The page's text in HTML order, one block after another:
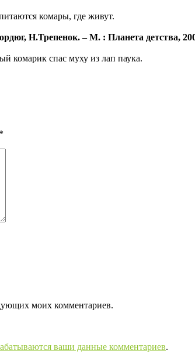
комары, где живут.
Н.Трепенок. – М. : Планета детства,
комарик спас муху из лап паука.
*
моих комментариев.
ваши данные комментариев.